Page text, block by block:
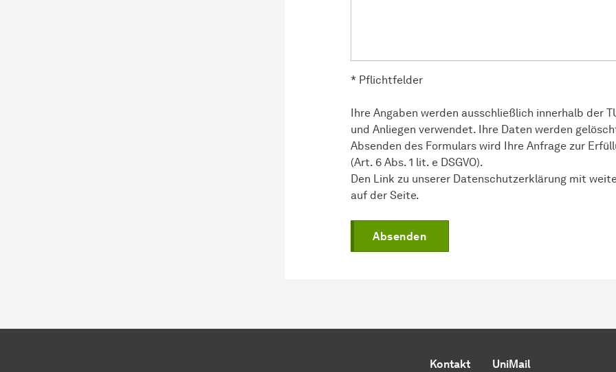
* Pflichtfelder
Ihre Angaben werden ausschließlich innerhalb der
und Anliegen verwendet. Ihre Daten werden
Absenden des Formulars wird Ihre Anfrage zur
(Art. 6 Abs. 1 lit. e DSGVO).
Den Link zu unserer Datenschutzerklärung mit
auf der Seite.
Absenden
Kontakt UniMail